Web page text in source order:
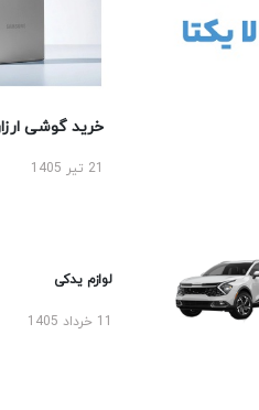
خرید گوشی ارزان
لوازم یدکی